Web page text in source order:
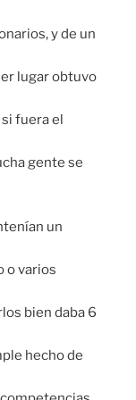
y de un
lugar obtuvo
fuera el
gente se
un
o varios
bien daba 6
hecho de